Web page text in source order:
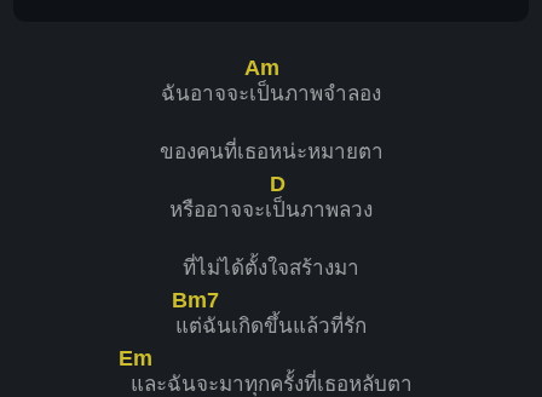
ฉันอาจจะเ
Am
ป็นภาพจำลอง
ของคนที่เธอหน่ะหมายตา
หรืออาจจะเ
D
ป็นภาพลวง
ที่ไม่ได้ตั้งใจสร้างมา
แ
Bm7
ต่ฉันเกิดขึ้นแล้วที่รัก
Em
และฉันจะมาทุกครั้งที่เธอหลับตา